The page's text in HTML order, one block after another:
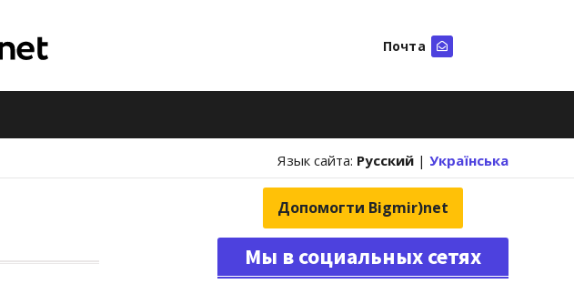
Почта
Язык сайта: Русский | Українська
Допомогти Bigmir)net
Мы в социальных сетях